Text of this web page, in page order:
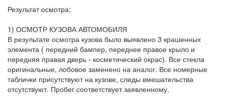
Результат осмотра:
1) ОСМОТР КУЗОВА АВТОМОБИЛЯ
В результате осмотра кузова было выявлено 3 крашенных
элемента ( передний бампер, переднее правое крыло и
передняя правая дверь - косметический окрас). Все стекла
оригинальные, лобовое заменено на аналог. Все номерные
таблички присутствуют на кузове, следы вмешательства
отсутствуют. Пробег соответствует заявленному.